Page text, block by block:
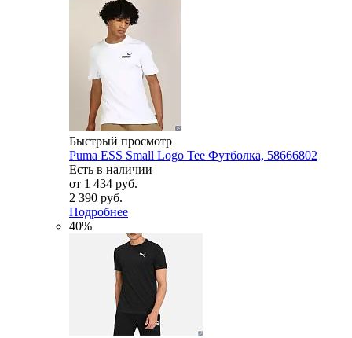
Быстрый просмотр
Puma ESS Small Logo Tee Футболка, 58666802
Есть в наличии
от 1 434 руб.
2 390 руб.
Подробнее
40%